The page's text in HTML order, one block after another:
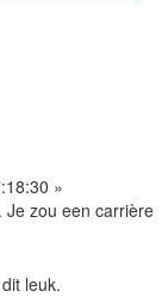
»
Je zou een carrière
leuk.